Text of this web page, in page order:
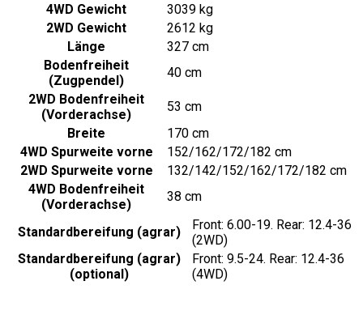
4WD Gewicht
3039 kg
2WD Gewicht
2612 kg
Länge
327 cm
Bodenfreiheit
(Zugpendel)
40 cm
2WD Bodenfreiheit
(Vorderachse)
53 cm
Breite
170 cm
4WD Spurweite vorne
152/162/172/182 cm
2WD Spurweite vorne
132/142/152/162/172/182 cm
4WD Bodenfreiheit
(Vorderachse)
38 cm
Standardbereifung (agrar)
Front: 6.00-19. Rear: 12.4-36
(2WD)
Standardbereifung (agrar)
(optional)
Front: 9.5-24. Rear: 12.4-36
(4WD)